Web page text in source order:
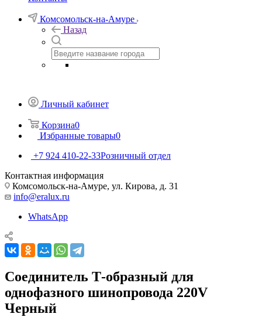
Комсомольск-на-Амуре
Назад
Личный кабинет
Корзина0
Избранные товары0
+7 924 410-22-33Розничный отдел
Контактная информация
Комсомольск-на-Амуре, ул. Кирова, д. 31
info@eralux.ru
WhatsApp
Соединитель Т-образный для
однофазного шинопровода 220V
Черный